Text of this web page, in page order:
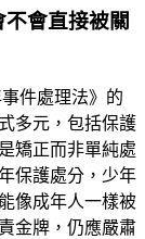
會直接被關
件處理法》的
多元，包括保護
矯正而非單純處
保護處分，少年
像成年人一樣被
金牌，仍應嚴肅